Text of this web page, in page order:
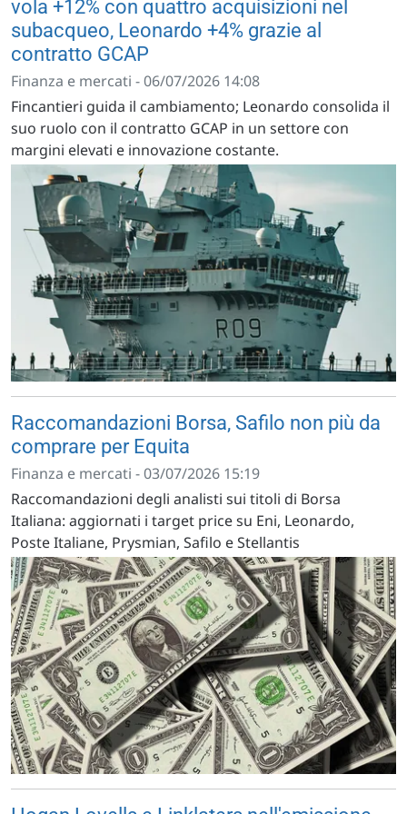
vola +12% con quattro acquisizioni nel
subacqueo, Leonardo +4% grazie al
contratto GCAP
Finanza e mercati - 06/07/2026 14:08
Fincantieri guida il cambiamento; Leonardo consolida il
suo ruolo con il contratto GCAP in un settore con
margini elevati e innovazione costante.
Raccomandazioni Borsa, Safilo non più da
comprare per Equita
Finanza e mercati - 03/07/2026 15:19
Raccomandazioni degli analisti sui titoli di Borsa
Italiana: aggiornati i target price su Eni, Leonardo,
Poste Italiane, Prysmian, Safilo e Stellantis